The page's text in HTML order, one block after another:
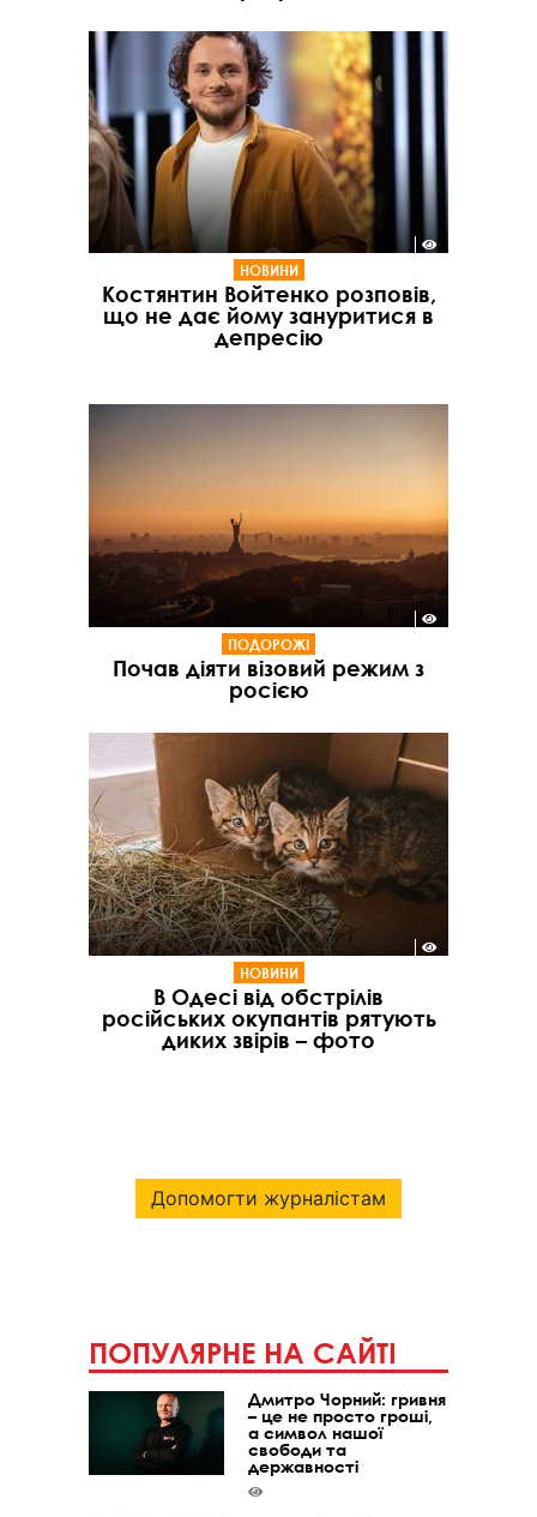
НОВИНИ
Костянтин Войтенко розповів,
що не дає йому зануритися в
депресію
ПОДОРОЖІ
Почав діяти візовий режим з
росією
НОВИНИ
В Одесі від обстрілів
російських окупантів рятують
диких звірів – фото
Допомогти журналістам
ПОПУЛЯРНЕ НА САЙТІ
Дмитро Чорний: гривня
– це не просто гроші,
а символ нашої
свободи та
державності